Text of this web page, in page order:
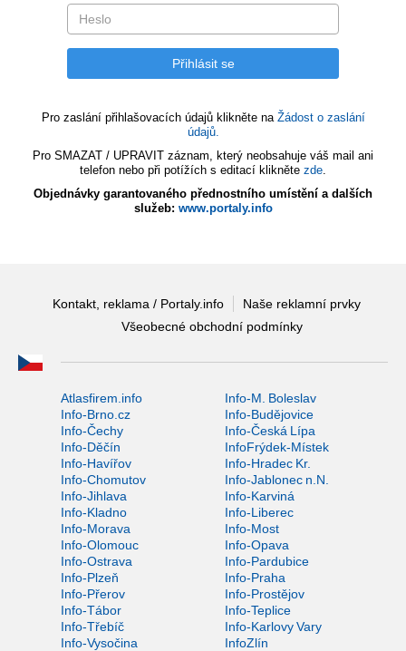
Pro zaslání přihlašovacích údajů klikněte na Žádost o zaslání
údajů.
Pro SMAZAT / UPRAVIT záznam, který neobsahuje váš mail ani
telefon nebo při potížích s editací klikněte zde.
Objednávky garantovaného přednostního umístění a dalších
služeb: www.portaly.info
Kontakt, reklama / Portaly.info
Naše reklamní prvky
Všeobecné obchodní podmínky
Atlasfirem.info
Info-M. Boleslav
Info-Brno.cz
Info-Budějovice
Info-Čechy
Info-Česká Lípa
Info-Děčín
InfoFrýdek-Místek
Info-Havířov
Info-Hradec Kr.
Info-Chomutov
Info-Jablonec n.N.
Info-Jihlava
Info-Karviná
Info-Kladno
Info-Liberec
Info-Morava
Info-Most
Info-Olomouc
Info-Opava
Info-Ostrava
Info-Pardubice
Info-Plzeň
Info-Praha
Info-Přerov
Info-Prostějov
Info-Tábor
Info-Teplice
Info-Třebíč
Info-Karlovy Vary
Info-Vysočina
InfoZlín